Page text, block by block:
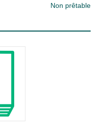
Non prêtable